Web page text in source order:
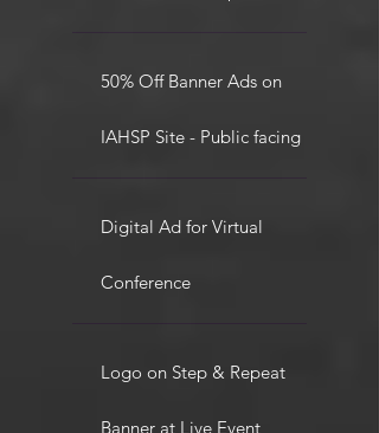
50% Off Banner Ads on
IAHSP Site - Public facing
Digital Ad for Virtual
Conference
Logo on Step & Repeat
Banner at Live Event